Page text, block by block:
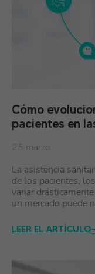
Cómo
pacientes en
25 marzo
La asistencia
de los pacientes,
variar
un mercado puede
LEER EL ARTÍCULO